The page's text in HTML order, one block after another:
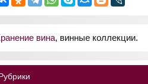
вина, винные коллекции.
Рубрики